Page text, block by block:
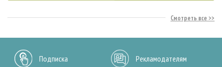
Смотреть все
Подписка Рекламодателям